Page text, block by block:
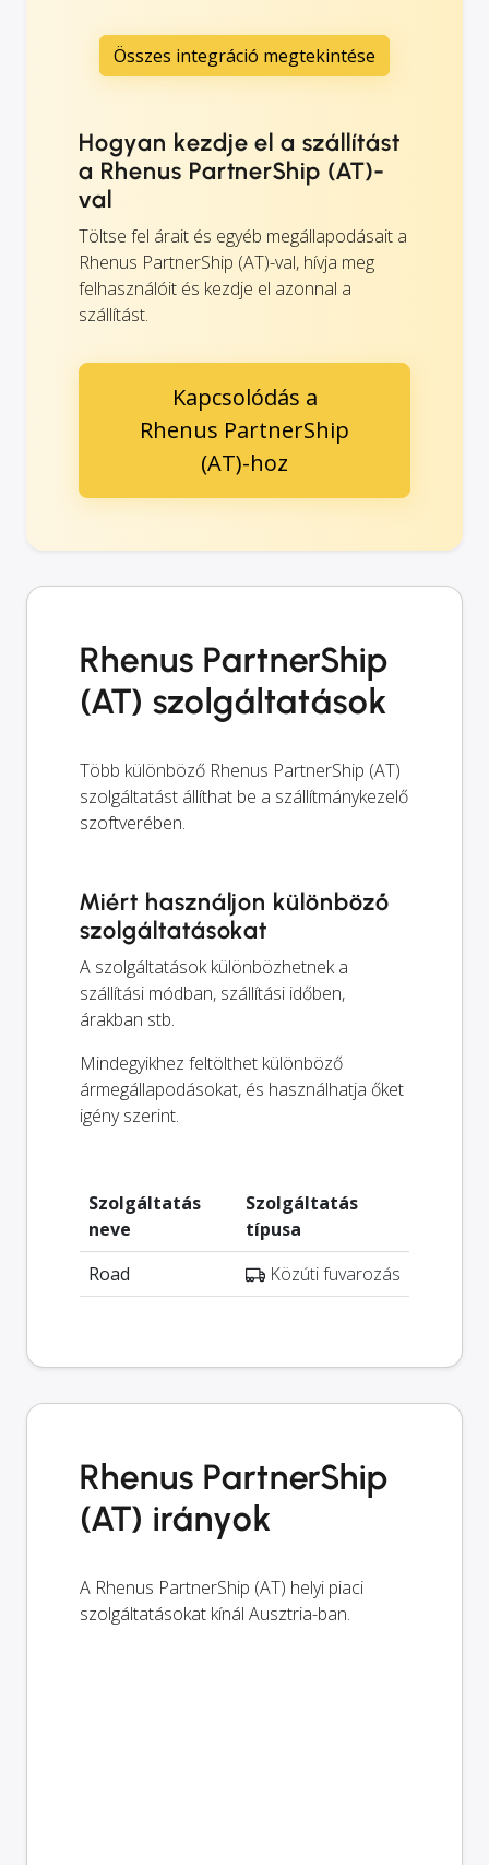
Összes integráció megtekintése
Hogyan kezdje el a szállítást
a Rhenus PartnerShip (AT)-
val
Töltse fel árait és egyéb megállapodásait a
Rhenus PartnerShip (AT)-val, hívja meg
felhasználóit és kezdje el azonnal a
szállítást.
Kapcsolódás a
Rhenus PartnerShip
(AT)-hoz
Rhenus PartnerShip
(AT) szolgáltatások
Több különböző Rhenus PartnerShip (AT)
szolgáltatást állíthat be a szállítmánykezelő
szoftverében.
Miért használjon különböző
szolgáltatásokat
A szolgáltatások különbözhetnek a
szállítási módban, szállítási időben,
árakban stb.
Mindegyikhez feltölthet különböző
ármegállapodásokat, és használhatja őket
igény szerint.
Szolgáltatás
neve
Szolgáltatás
típusa
Road
Közúti fuvarozás
Rhenus PartnerShip
(AT) irányok
A Rhenus PartnerShip (AT) helyi piaci
szolgáltatásokat kínál Ausztria-ban.